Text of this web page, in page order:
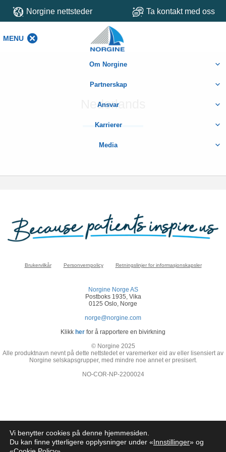
Norgine nettsteder Ta kontakt med oss
MENU
Om Norgine
Partnerskap
Ansvar
Karrierer
Media
Nederlands
Brukervilkår Personvernpolicy Retningslinjer for informasjonskapsler
Norgine Norge AS
Postboks 1935, Vika
0125 Oslo, Norge
norge@norgine.com
Klikk her for å rapportere en bivirkning
© Norgine 2025
Alle produktnavn nevnt på dette nettstedet er varemerker eid av eller lisensiert av
Norgine selskapsgrupper, med mindre noe annet er presisert.
NO-COR-NP-2200024
Vi benytter cookies på denne hjemmesiden.
Du kan finne ytterligere opplysninger under «Innstillinger» og